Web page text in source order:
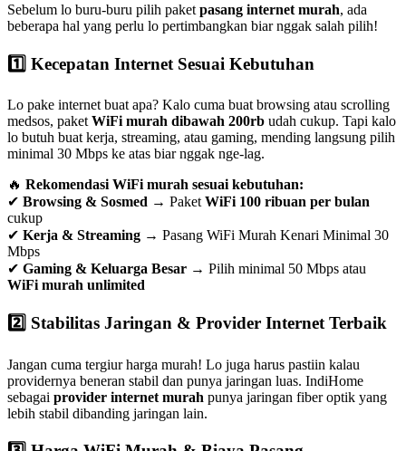
Sebelum lo buru-buru pilih paket pasang internet murah, ada
beberapa hal yang perlu lo pertimbangkan biar nggak salah pilih!
1️⃣ Kecepatan Internet Sesuai Kebutuhan
Lo pake internet buat apa? Kalo cuma buat browsing atau scrolling
medsos, paket WiFi murah dibawah 200rb udah cukup. Tapi kalo
lo butuh buat kerja, streaming, atau gaming, mending langsung pilih
minimal 30 Mbps ke atas biar nggak nge-lag.
🔥 Rekomendasi WiFi murah sesuai kebutuhan:
✔ Browsing & Sosmed → Paket WiFi 100 ribuan per bulan
cukup
✔ Kerja & Streaming → Pasang WiFi Murah Kenari Minimal 30
Mbps
✔ Gaming & Keluarga Besar → Pilih minimal 50 Mbps atau
WiFi murah unlimited
2️⃣ Stabilitas Jaringan & Provider Internet Terbaik
Jangan cuma tergiur harga murah! Lo juga harus pastiin kalau
providernya beneran stabil dan punya jaringan luas. IndiHome
sebagai provider internet murah punya jaringan fiber optik yang
lebih stabil dibanding jaringan lain.